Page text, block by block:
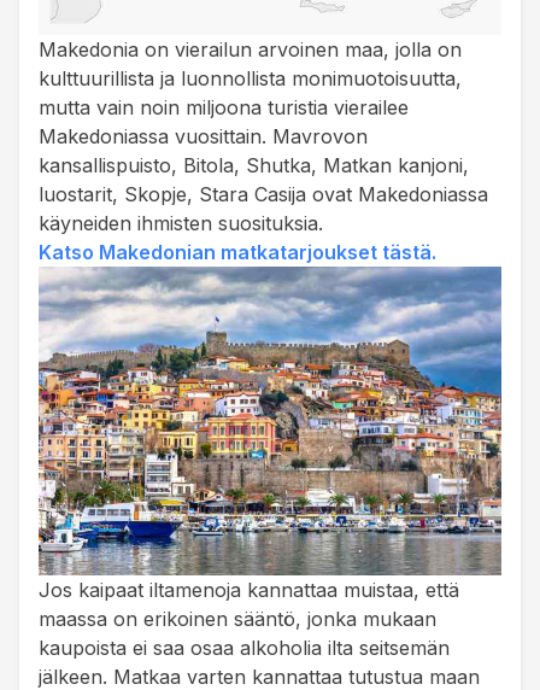
Makedonia on vierailun arvoinen maa, jolla on
kulttuurillista ja luonnollista monimuotoisuutta,
mutta vain noin miljoona turistia vierailee
Makedoniassa vuosittain. Mavrovon
kansallispuisto, Bitola, Shutka, Matkan kanjoni,
luostarit, Skopje, Stara Casija ovat Makedoniassa
käyneiden ihmisten suosituksia.
Katso Makedonian matkatarjoukset tästä.
Jos kaipaat iltamenoja kannattaa muistaa, että
maassa on erikoinen sääntö, jonka mukaan
kaupoista ei saa osaa alkoholia ilta seitsemän
jälkeen. Matkaa varten kannattaa tutustua maan